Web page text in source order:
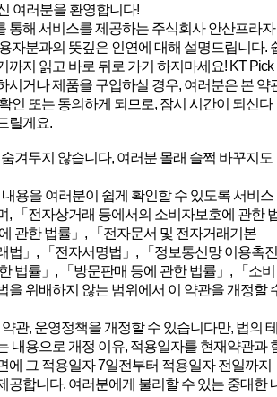
여러분을 환영합니다!
통해 서비스를 제공하는 주식회사 안산프라자
용자분과의 뜻깊은 인연에 대해 설명드립니다.
까지 읽고 바로 뒤로 가기 하지마세요! KT Pick
시거나 제품을 구입하실 경우, 여러분은 본 약
인 또는 동의하게 되므로, 잠시 시간이 되신다
릴게요.
겨두지 않습니다, 여러분 몰래 슬쩍 바꾸지도
용을 여러분이 쉽게 확인할 수 있도록 서비스
, 「전자상거래 등에서의 소비자보호에 관한
관한 법률」, 「전자문서 및 전자거래기본
법」, 「전자서명법」, 「정보통신망 이용촉진
법률」, 「방문판매 등에 관한 법률」, 「소비
을 위배하지 않는 범위에서 이 약관을 개정할
관, 운영정책을 개정할 수 있습니다만, 법의
내용으로 개정 이유, 적용일자를 현재약관과
에 그 적용일자 7일전부터 적용일자 전일까지
공합니다. 여러분에게 불리할 수 있는 중대한